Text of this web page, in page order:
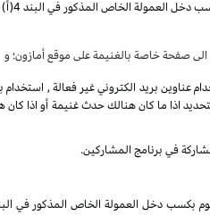
تقوم
صفحة خاصة بالغنيمة على موقع أمازون؛ و
بريد الكتروني غير فعالة , استخدام
اذا ما كان هنالك حدث غنيمة أو اذا
في برنامج المشاركين.